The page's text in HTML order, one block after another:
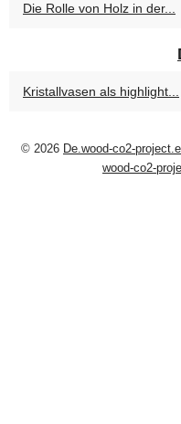
Die Rolle von Holz in der...
Kristallvasen als highlight...
© 2026 De.wood-co2-
wood-co2-